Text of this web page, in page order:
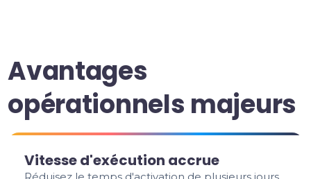
Avantages
opérationnels majeurs
Vitesse d'exécution accrue